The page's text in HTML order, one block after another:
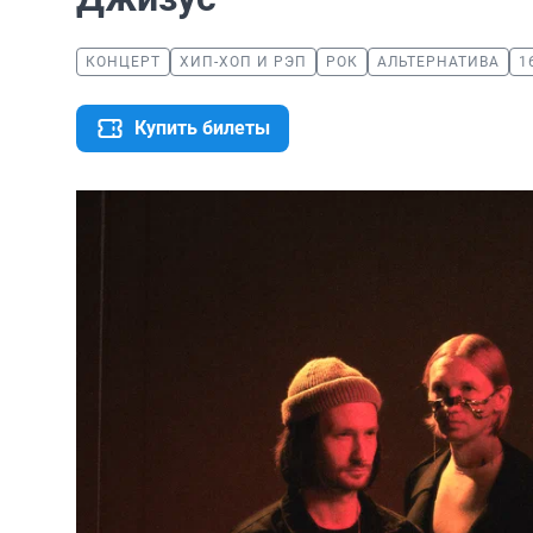
КОНЦЕРТ ХИП-ХОП И РЭП РОК АЛЬТЕРНАТИВА
Купить билеты